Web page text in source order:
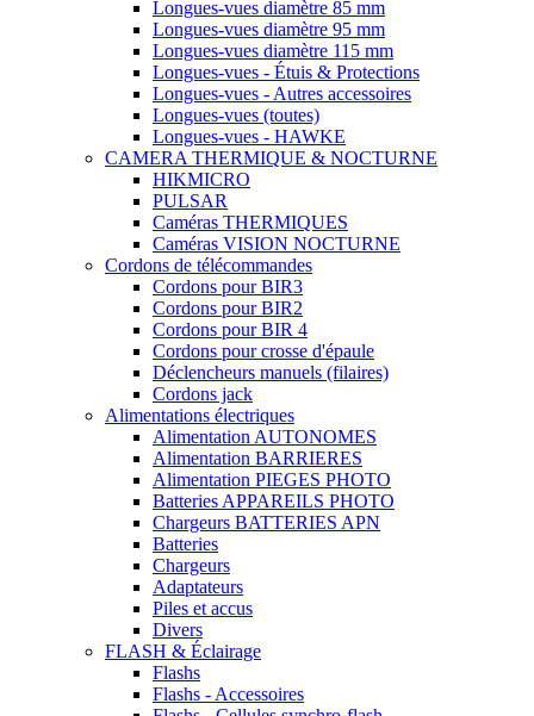
Longues-vues diamètre 85 mm
Longues-vues diamètre 95 mm
Longues-vues diamètre 115 mm
Longues-vues - Étuis & Protections
Longues-vues - Autres accessoires
Longues-vues (toutes)
Longues-vues - HAWKE
CAMERA THERMIQUE & NOCTURNE
HIKMICRO
PULSAR
Caméras THERMIQUES
Caméras VISION NOCTURNE
Cordons de télécommandes
Cordons pour BIR3
Cordons pour BIR2
Cordons pour BIR 4
Cordons pour crosse d'épaule
Déclencheurs manuels (filaires)
Cordons jack
Alimentations électriques
Alimentation AUTONOMES
Alimentation BARRIERES
Alimentation PIEGES PHOTO
Batteries APPAREILS PHOTO
Chargeurs BATTERIES APN
Batteries
Chargeurs
Adaptateurs
Piles et accus
Divers
FLASH & Éclairage
Flashs
Flashs - Accessoires